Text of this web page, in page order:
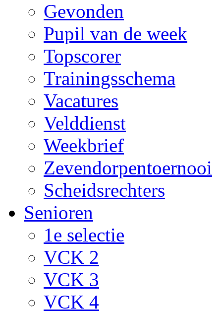
Gevonden
Pupil van de week
Topscorer
Trainingsschema
Vacatures
Velddienst
Weekbrief
Zevendorpentoernooi
Scheidsrechters
Senioren
1e selectie
VCK 2
VCK 3
VCK 4